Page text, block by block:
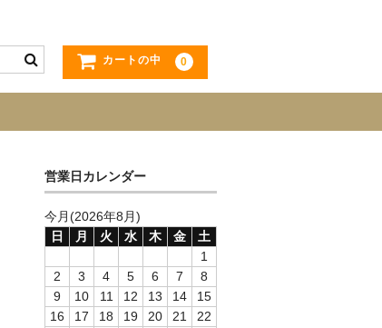
カートの中 0
営業日カレンダー
今月(2026年8月)
日
月 火 水 木 金
土
1
2
3 4 5 6 7
8
9
10 11 12 13 14
15
16
17 18 19 20 21
22